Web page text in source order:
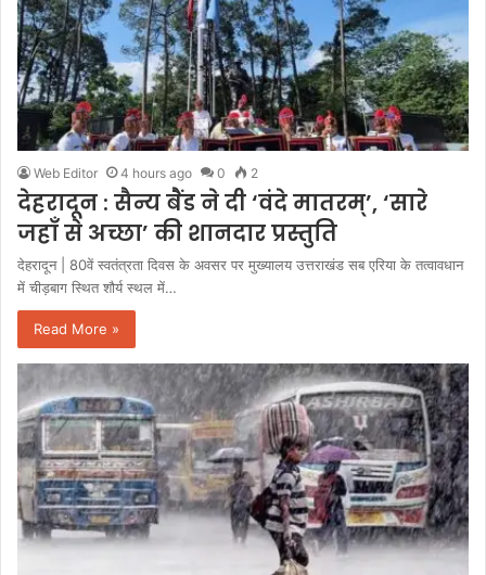
Web Editor 4 hours ago 0 2
देहरादून : सैन्य बैंड ने दी ‘वंदे मातरम्’, ‘सारे
जहाँ से अच्छा’ की शानदार प्रस्तुति
देहरादून | 80वें स्वतंत्रता दिवस के अवसर पर मुख्यालय उत्तराखंड सब एरिया के तत्वावधान
में चीड़बाग स्थित शौर्य स्थल में…
Read More »